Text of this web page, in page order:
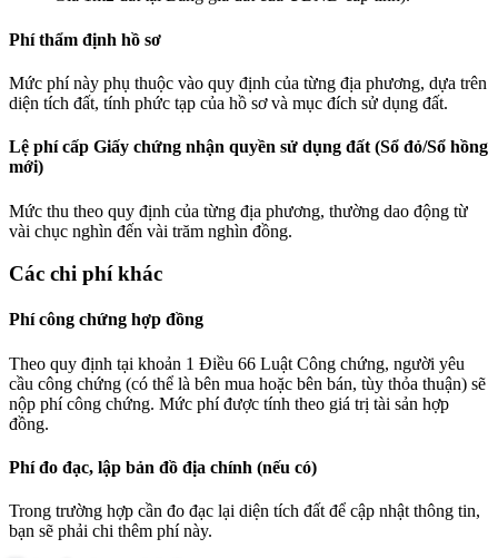
Phí thẩm định hồ sơ
Mức phí này phụ thuộc vào quy định của từng địa phương, dựa trên
diện tích đất, tính phức tạp của hồ sơ và mục đích sử dụng đất.
Lệ phí cấp Giấy chứng nhận quyền sử dụng đất (Sổ đỏ/Sổ hồng
mới)
Mức thu theo quy định của từng địa phương, thường dao động từ
vài chục nghìn đến vài trăm nghìn đồng.
Các chi phí khác
Phí công chứng hợp đồng
Theo quy định tại khoản 1 Điều 66 Luật Công chứng, người yêu
cầu công chứng (có thể là bên mua hoặc bên bán, tùy thỏa thuận) sẽ
nộp phí công chứng. Mức phí được tính theo giá trị tài sản hợp
đồng.
Phí đo đạc, lập bản đồ địa chính (nếu có)
Trong trường hợp cần đo đạc lại diện tích đất để cập nhật thông tin,
bạn sẽ phải chi thêm phí này.